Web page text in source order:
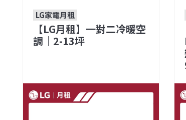
LG家電月租
【LG月租】一對二冷暖空
調｜2-13坪